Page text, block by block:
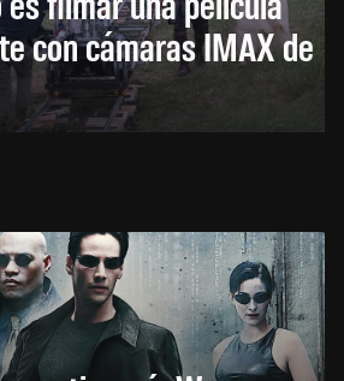
con cámaras IMAX de